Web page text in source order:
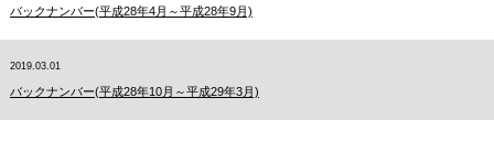
バックナンバー(平成28年4月～平成28年9月)
2019.03.01
バックナンバー(平成28年10月～平成29年3月)